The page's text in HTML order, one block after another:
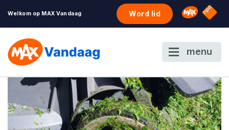
Welkom op MAX Vandaag Word lid Omroep
NPO
menu